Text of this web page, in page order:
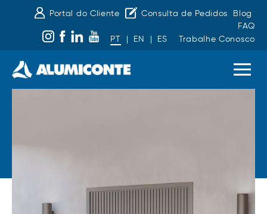
Portal do Cliente Consulta de Pedidos
Blog
FAQ
PT
| EN | ES Trabalhe Conosco